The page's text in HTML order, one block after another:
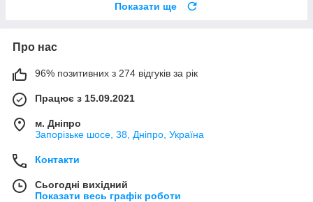
Показати ще
Про нас
96% позитивних з 274 відгуків за рік
Працює з 15.09.2021
м. Дніпро
Запорізьке шосе, 38, Дніпро, Україна
Контакти
Сьогодні вихідний
Показати весь графік роботи